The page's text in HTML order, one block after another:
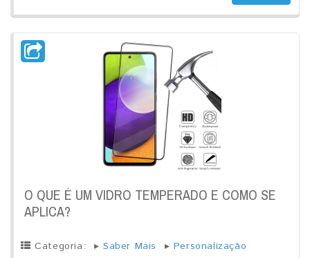
O QUE É UM VIDRO TEMPERADO E COMO SE
APLICA?
Categoria: ▸Saber Mais ▸ Personalização